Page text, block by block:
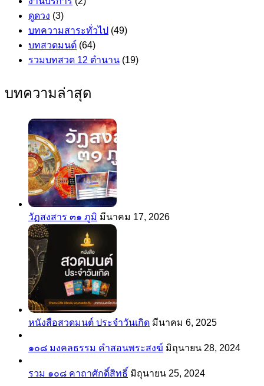
ดูดวง (3)
บทความสาระทั่วไป (49)
บทสวดมนต์ (64)
รวมบทสวด 12 ตำนาน (19)
บทความล่าสุด
วัฏสงสาร ๓๑ ภูมิ มีนาคม 17, 2026
หนังสือสวดมนต์ ประจำวันเกิด มีนาคม 6, 2025
๑๐๘ มงคลธรรม คำสอนพระสงฆ์ มิถุนายน 28, 2024
รวม ๑๐๘ คาถาศักดิ์สิทธิ์ มิถุนายน 25, 2024